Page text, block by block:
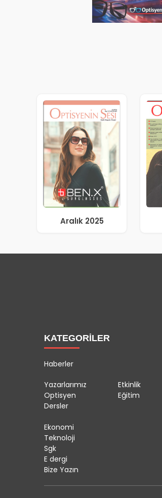
Aralık 2025
KATEGORİLER
Haberler
Yazarlarımız
Etkinlik
Optisyen
Eğitim
Dersler
Ekonomi
Teknoloji
Sgk
E dergi
Bize Yazın